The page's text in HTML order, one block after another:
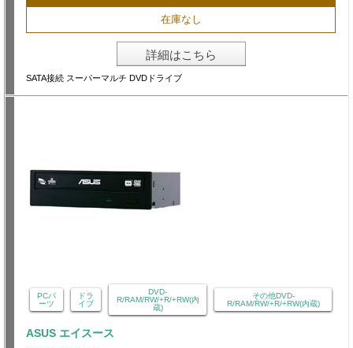
在庫なし
詳細はこちら
SATA接続 スーパーマルチ DVDドライブ
PCパ
ーツ
ドラ
イブ
DVD-
R/RAM/RW/+R/+RW(内
蔵)
その他DVD-
R/RAM/RW/+R/+RW(内蔵)
ASUS エイスース